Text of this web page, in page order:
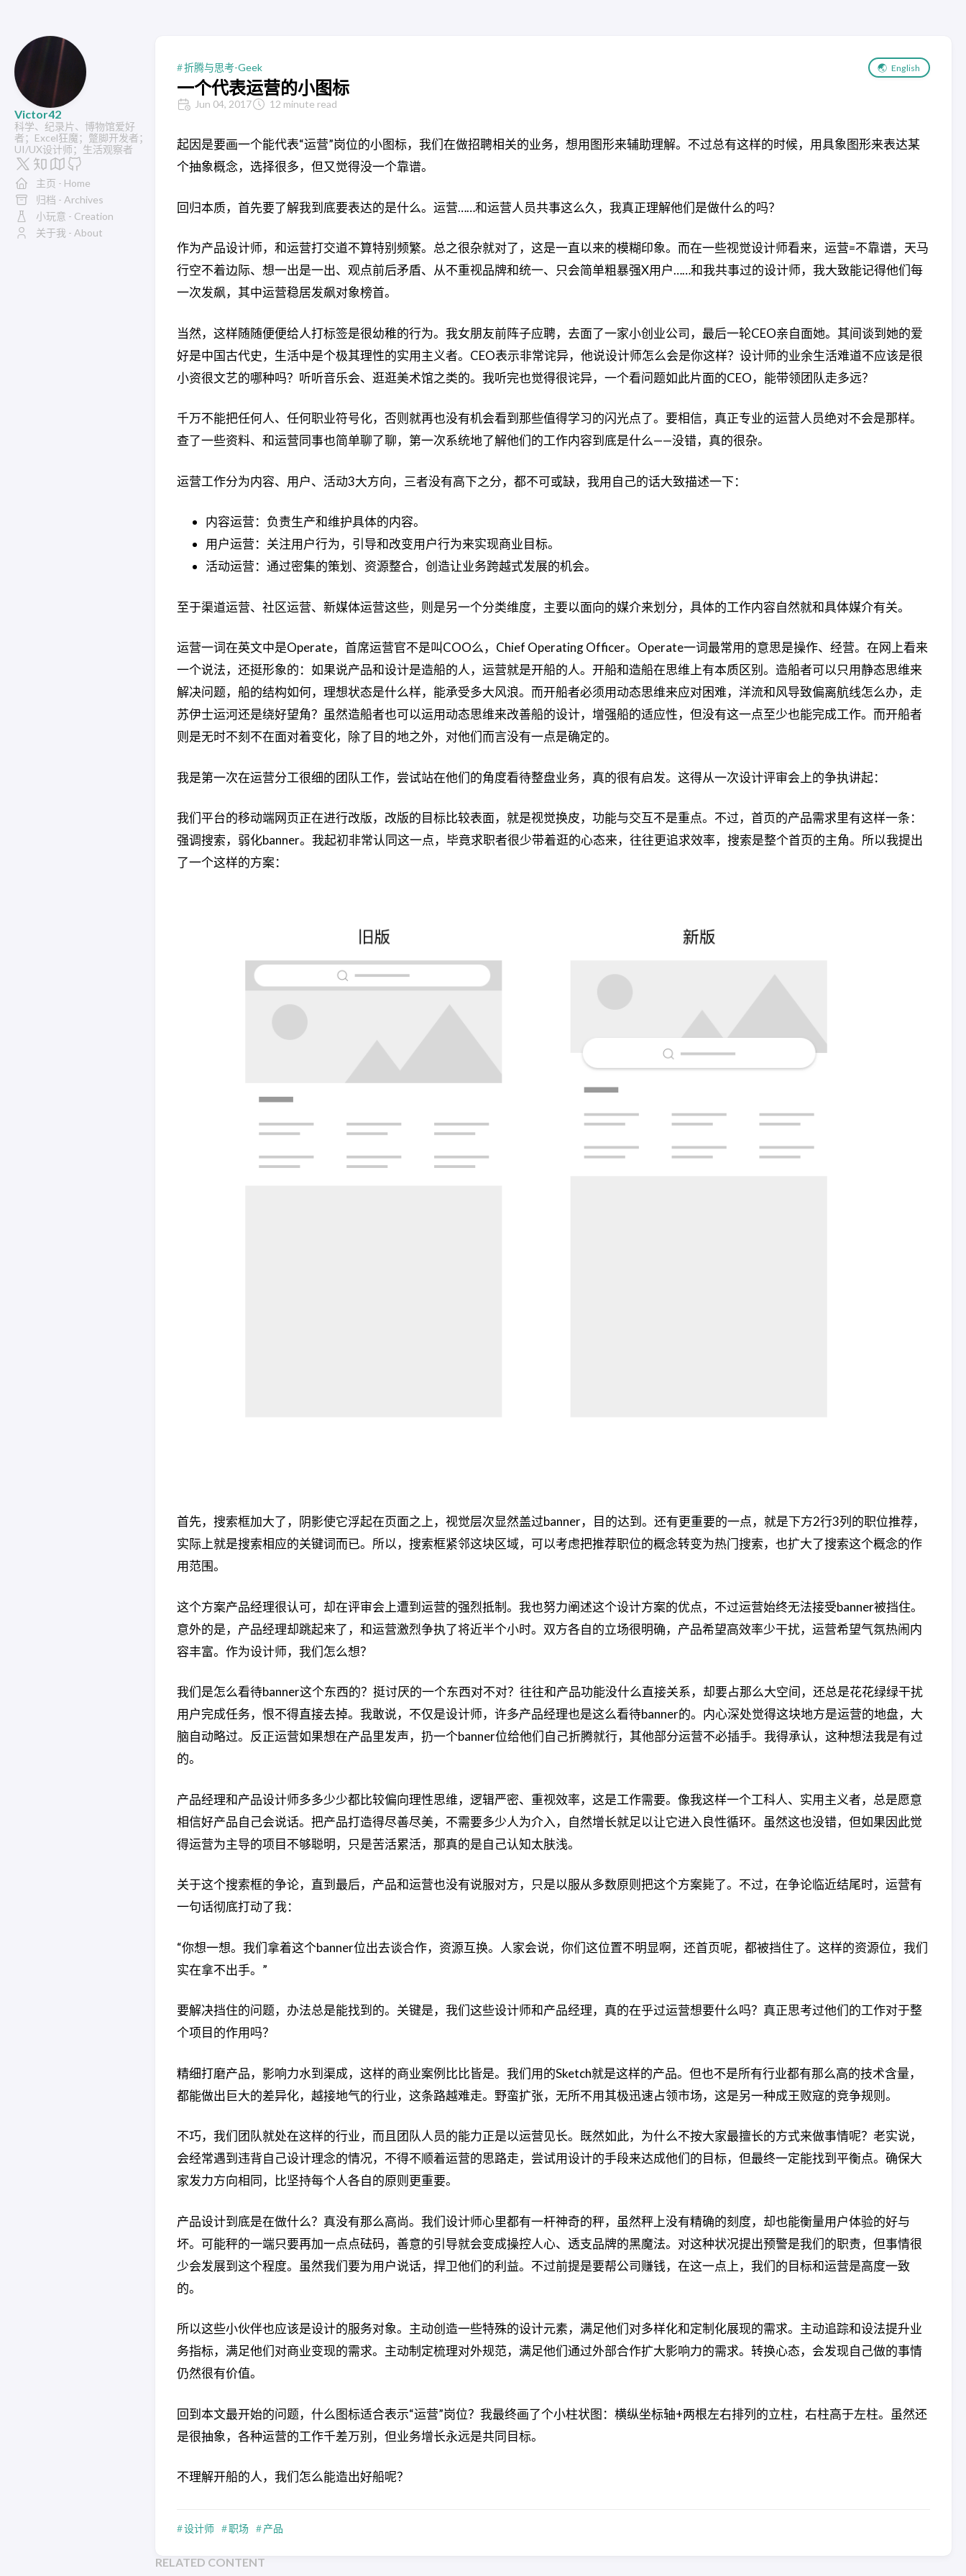
Victor42
科学、纪录片、博物馆爱好
者；Excel狂魔；蹩脚开发者；
UI/UX设计师；生活观察者
主页 - Home
归档 - Archives
小玩意 - Creation
关于我 - About
折腾与思考-Geek 🌏 English
一个代表运营的小图标
Jun 04, 2017 12 minute read
起因是要画一个能代表“运营”岗位的小图标，我们在做招聘相关的业务，想用图形来辅助理解。不过总有这样的时候，用具象图形来表达某
个抽象概念，选择很多，但又觉得没一个靠谱。
回归本质，首先要了解我到底要表达的是什么。运营……和运营人员共事这么久，我真正理解他们是做什么的吗？
作为产品设计师，和运营打交道不算特别频繁。总之很杂就对了，这是一直以来的模糊印象。而在一些视觉设计师看来，运营=不靠谱，天马
行空不着边际、想一出是一出、观点前后矛盾、从不重视品牌和统一、只会简单粗暴强X用户……和我共事过的设计师，我大致能记得他们每
一次发飙，其中运营稳居发飙对象榜首。
当然，这样随随便便给人打标签是很幼稚的行为。我女朋友前阵子应聘，去面了一家小创业公司，最后一轮CEO亲自面她。其间谈到她的爱
好是中国古代史，生活中是个极其理性的实用主义者。CEO表示非常诧异，他说设计师怎么会是你这样？设计师的业余生活难道不应该是很
小资很文艺的哪种吗？听听音乐会、逛逛美术馆之类的。我听完也觉得很诧异，一个看问题如此片面的CEO，能带领团队走多远？
千万不能把任何人、任何职业符号化，否则就再也没有机会看到那些值得学习的闪光点了。要相信，真正专业的运营人员绝对不会是那样。
查了一些资料、和运营同事也简单聊了聊，第一次系统地了解他们的工作内容到底是什么——没错，真的很杂。
运营工作分为内容、用户、活动3大方向，三者没有高下之分，都不可或缺，我用自己的话大致描述一下：
内容运营：负责生产和维护具体的内容。
用户运营：关注用户行为，引导和改变用户行为来实现商业目标。
活动运营：通过密集的策划、资源整合，创造让业务跨越式发展的机会。
至于渠道运营、社区运营、新媒体运营这些，则是另一个分类维度，主要以面向的媒介来划分，具体的工作内容自然就和具体媒介有关。
运营一词在英文中是Operate，首席运营官不是叫COO么，Chief Operating Officer。Operate一词最常用的意思是操作、经营。在网上看来
一个说法，还挺形象的：如果说产品和设计是造船的人，运营就是开船的人。开船和造船在思维上有本质区别。造船者可以只用静态思维来
解决问题，船的结构如何，理想状态是什么样，能承受多大风浪。而开船者必须用动态思维来应对困难，洋流和风导致偏离航线怎么办，走
苏伊士运河还是绕好望角？虽然造船者也可以运用动态思维来改善船的设计，增强船的适应性，但没有这一点至少也能完成工作。而开船者
则是无时不刻不在面对着变化，除了目的地之外，对他们而言没有一点是确定的。
我是第一次在运营分工很细的团队工作，尝试站在他们的角度看待整盘业务，真的很有启发。这得从一次设计评审会上的争执讲起：
我们平台的移动端网页正在进行改版，改版的目标比较表面，就是视觉换皮，功能与交互不是重点。不过，首页的产品需求里有这样一条：
强调搜索，弱化banner。我起初非常认同这一点，毕竟求职者很少带着逛的心态来，往往更追求效率，搜索是整个首页的主角。所以我提出
了一个这样的方案：
首先，搜索框加大了，阴影使它浮起在页面之上，视觉层次显然盖过banner，目的达到。还有更重要的一点，就是下方2行3列的职位推荐，
实际上就是搜索相应的关键词而已。所以，搜索框紧邻这块区域，可以考虑把推荐职位的概念转变为热门搜索，也扩大了搜索这个概念的作
用范围。
这个方案产品经理很认可，却在评审会上遭到运营的强烈抵制。我也努力阐述这个设计方案的优点，不过运营始终无法接受banner被挡住。
意外的是，产品经理却跳起来了，和运营激烈争执了将近半个小时。双方各自的立场很明确，产品希望高效率少干扰，运营希望气氛热闹内
容丰富。作为设计师，我们怎么想？
我们是怎么看待banner这个东西的？挺讨厌的一个东西对不对？往往和产品功能没什么直接关系，却要占那么大空间，还总是花花绿绿干扰
用户完成任务，恨不得直接去掉。我敢说，不仅是设计师，许多产品经理也是这么看待banner的。内心深处觉得这块地方是运营的地盘，大
脑自动略过。反正运营如果想在产品里发声，扔一个banner位给他们自己折腾就行，其他部分运营不必插手。我得承认，这种想法我是有过
的。
产品经理和产品设计师多多少少都比较偏向理性思维，逻辑严密、重视效率，这是工作需要。像我这样一个工科人、实用主义者，总是愿意
相信好产品自己会说话。把产品打造得尽善尽美，不需要多少人为介入，自然增长就足以让它进入良性循环。虽然这也没错，但如果因此觉
得运营为主导的项目不够聪明，只是苦活累活，那真的是自己认知太肤浅。
关于这个搜索框的争论，直到最后，产品和运营也没有说服对方，只是以服从多数原则把这个方案毙了。不过，在争论临近结尾时，运营有
一句话彻底打动了我：
“你想一想。我们拿着这个banner位出去谈合作，资源互换。人家会说，你们这位置不明显啊，还首页呢，都被挡住了。这样的资源位，我们
实在拿不出手。”
要解决挡住的问题，办法总是能找到的。关键是，我们这些设计师和产品经理，真的在乎过运营想要什么吗？真正思考过他们的工作对于整
个项目的作用吗？
精细打磨产品，影响力水到渠成，这样的商业案例比比皆是。我们用的Sketch就是这样的产品。但也不是所有行业都有那么高的技术含量，
都能做出巨大的差异化，越接地气的行业，这条路越难走。野蛮扩张，无所不用其极迅速占领市场，这是另一种成王败寇的竞争规则。
不巧，我们团队就处在这样的行业，而且团队人员的能力正是以运营见长。既然如此，为什么不按大家最擅长的方式来做事情呢？老实说，
会经常遇到违背自己设计理念的情况，不得不顺着运营的思路走，尝试用设计的手段来达成他们的目标，但最终一定能找到平衡点。确保大
家发力方向相同，比坚持每个人各自的原则更重要。
产品设计到底是在做什么？真没有那么高尚。我们设计师心里都有一杆神奇的秤，虽然秤上没有精确的刻度，却也能衡量用户体验的好与
坏。可能秤的一端只要再加一点点砝码，善意的引导就会变成操控人心、透支品牌的黑魔法。对这种状况提出预警是我们的职责，但事情很
少会发展到这个程度。虽然我们要为用户说话，捍卫他们的利益。不过前提是要帮公司赚钱，在这一点上，我们的目标和运营是高度一致
的。
所以这些小伙伴也应该是设计的服务对象。主动创造一些特殊的设计元素，满足他们对多样化和定制化展现的需求。主动追踪和设法提升业
务指标，满足他们对商业变现的需求。主动制定梳理对外规范，满足他们通过外部合作扩大影响力的需求。转换心态，会发现自己做的事情
仍然很有价值。
回到本文最开始的问题，什么图标适合表示“运营”岗位？我最终画了个小柱状图：横纵坐标轴+两根左右排列的立柱，右柱高于左柱。虽然还
是很抽象，各种运营的工作千差万别，但业务增长永远是共同目标。
不理解开船的人，我们怎么能造出好船呢？
设计师 职场 产品
RELATED CONTENT